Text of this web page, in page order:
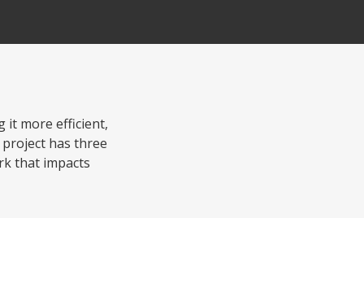
it more efficient,
has three
that impacts